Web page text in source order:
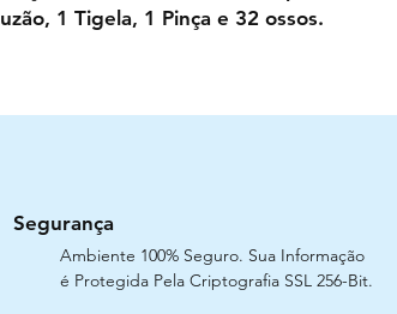
1 Tigela, 1 Pinça e 32 ossos.
Segurança
Ambiente 100% Seguro. Sua Informação
é Protegida Pela Criptografia SSL 256-Bit.